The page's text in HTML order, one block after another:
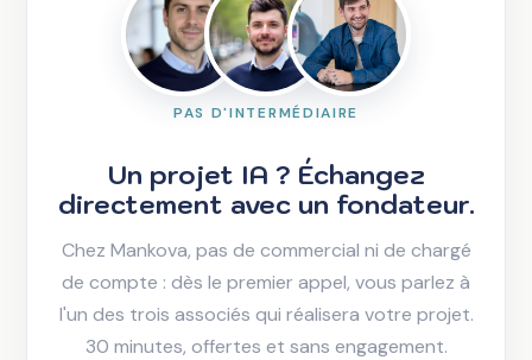
PAS D'INTERMÉDIAIRE
Un projet IA ? Échangez
directement avec un fondateur.
Chez Mankova, pas de commercial ni de chargé
de compte : dès le premier appel, vous parlez à
l'un des trois associés qui réalisera votre projet.
30 minutes, offertes et sans engagement.